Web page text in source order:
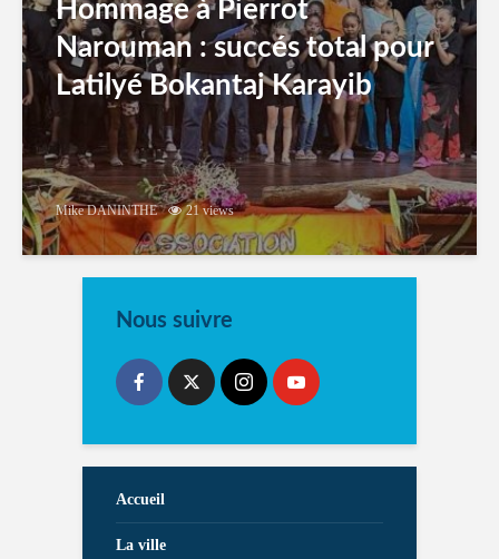
Hommage à Pierrot
Narouman : succés total pour
Latilyé Bokantaj Karayib
Mike DANINTHE 21 views
Nous suivre
Accueil
La ville